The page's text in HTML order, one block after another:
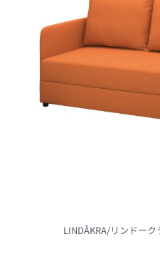
2.2ツリーオーナ
ット
2.3ツリーオーナ
2.4ツリーオーナ
2.5ツリーオーナ
2.8ISTAD/イース
LINDÅKRA/リンドー